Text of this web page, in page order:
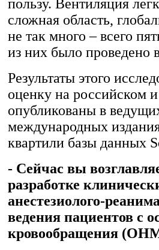
пользу. Вентиляция
сложная область,
не так много – всего
из них было проведено
Результаты этого
оценку на российском
опубликованы в
международных
квартили базы данных
- Сейчас вы
разработке
анестезиолого-
ведения пациентов с
кровообращения